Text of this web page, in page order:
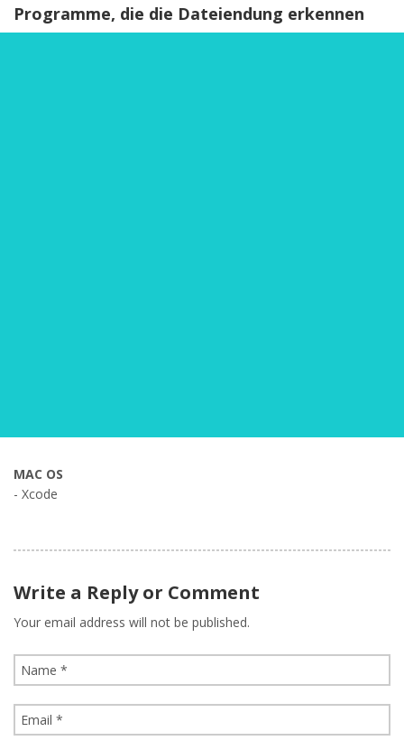
Programme, die die Dateiendung erkennen
MAC OS
- Xcode
Write a Reply or Comment
Your email address will not be published.